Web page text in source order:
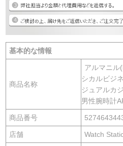
基本的な情報
商品名称
アルマニル
シカルビジ
ジュアルカ
男性腕時計
商品番号
店舗 Watch